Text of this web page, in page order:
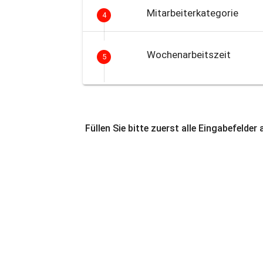
4 Mitarbeiterkategorie
5 Wochenarbeitszeit
Füllen Sie bitte zuerst alle Eingabefelder